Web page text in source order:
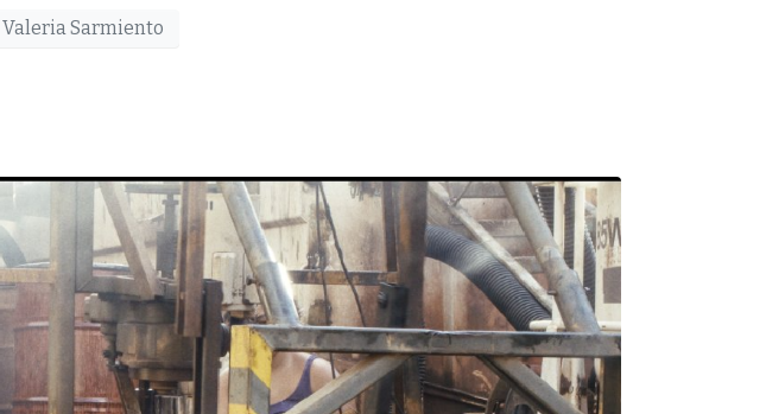
Valeria Sarmiento